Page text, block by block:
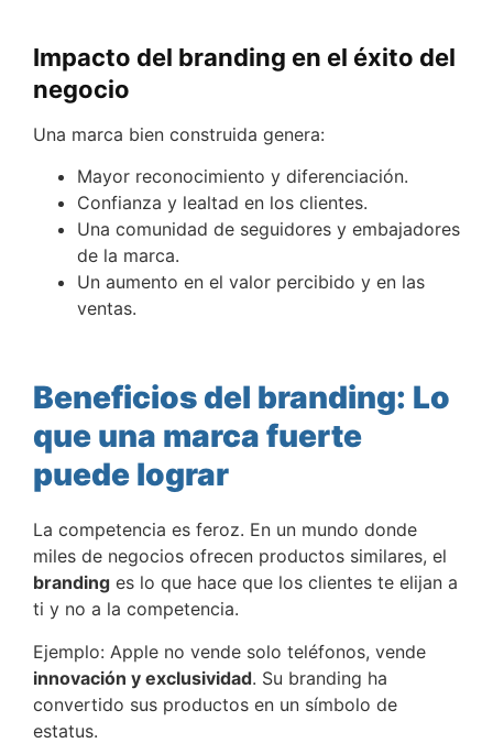
Impacto del branding en el éxito del
negocio
Una marca bien construida genera:
Mayor reconocimiento y diferenciación.
Confianza y lealtad en los clientes.
Una comunidad de seguidores y embajadores
de la marca.
Un aumento en el valor percibido y en las
ventas.
Beneficios del branding: Lo
que una marca fuerte
puede lograr
La competencia es feroz. En un mundo donde
miles de negocios ofrecen productos similares, el
branding es lo que hace que los clientes te elijan a
ti y no a la competencia.
Ejemplo: Apple no vende solo teléfonos, vende
innovación y exclusividad. Su branding ha
convertido sus productos en un símbolo de
estatus.